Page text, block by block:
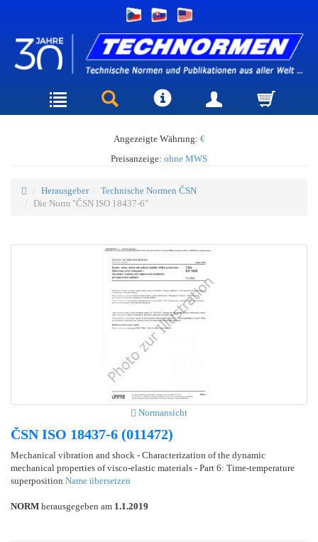
Angezeigte Währung: €
Preisanzeige: ohne MWS
Herausgeber
Technische Normen ČSN
Die Norm "ČSN ISO 18437-6"
Normansicht
ČSN ISO 18437-6 (011472)
Mechanical vibration and shock - Characterization of the dynamic
mechanical properties of visco-elastic materials - Part 6: Time-temperature
superposition Name übersetzen
NORM herausgegeben am 1.1.2019